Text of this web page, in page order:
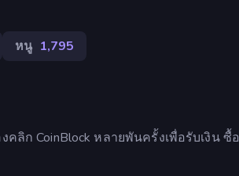
หนู 1,795
คลิก CoinBlock หลายพันครั้งเพื่อรับเงิน